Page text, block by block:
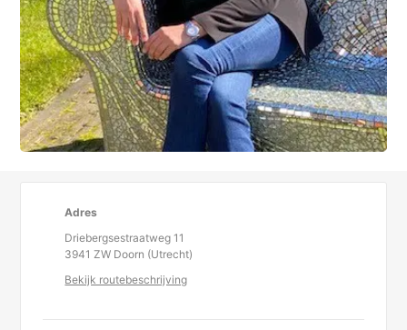
Adres
Driebergsestraatweg 11
3941 ZW Doorn (Utrecht)
Bekijk routebeschrijving